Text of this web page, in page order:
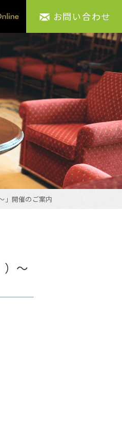
お問い合わせ
」開催のご案内
）～